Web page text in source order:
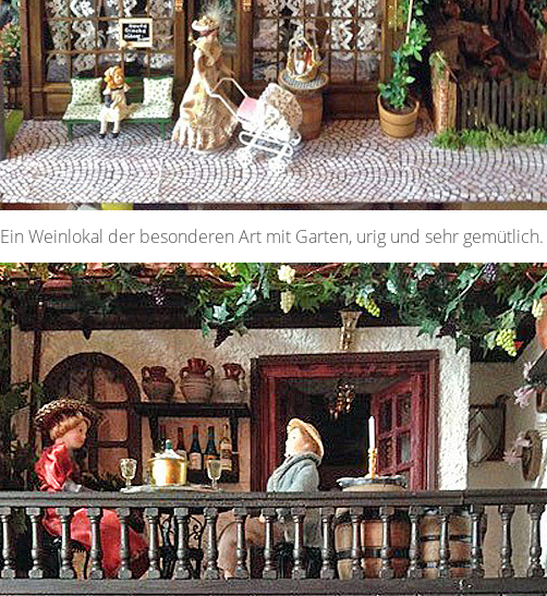
Ein Weinlokal der besonderen Art mit Garten, urig und sehr gemütlich.